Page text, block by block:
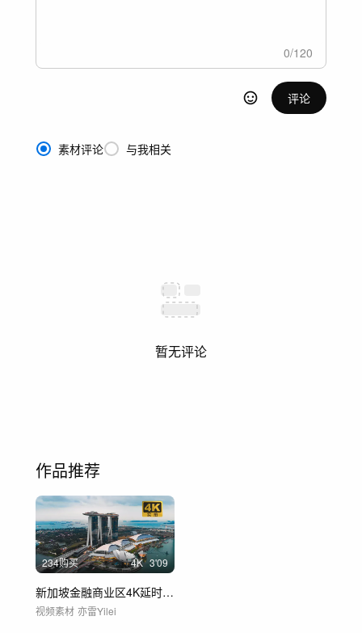
0/120
评论
素材评论 与我相关
暂无评论
作品推荐
234购买 4K 3'09
新加坡金融商业区4K延时航拍
视频素材 亦雷Yilei